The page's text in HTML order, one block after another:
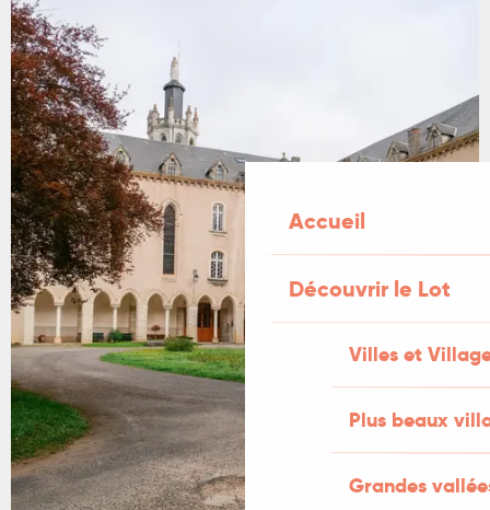
Accueil
Découvrir le Lot
Villes et
Plus beaux
Grandes